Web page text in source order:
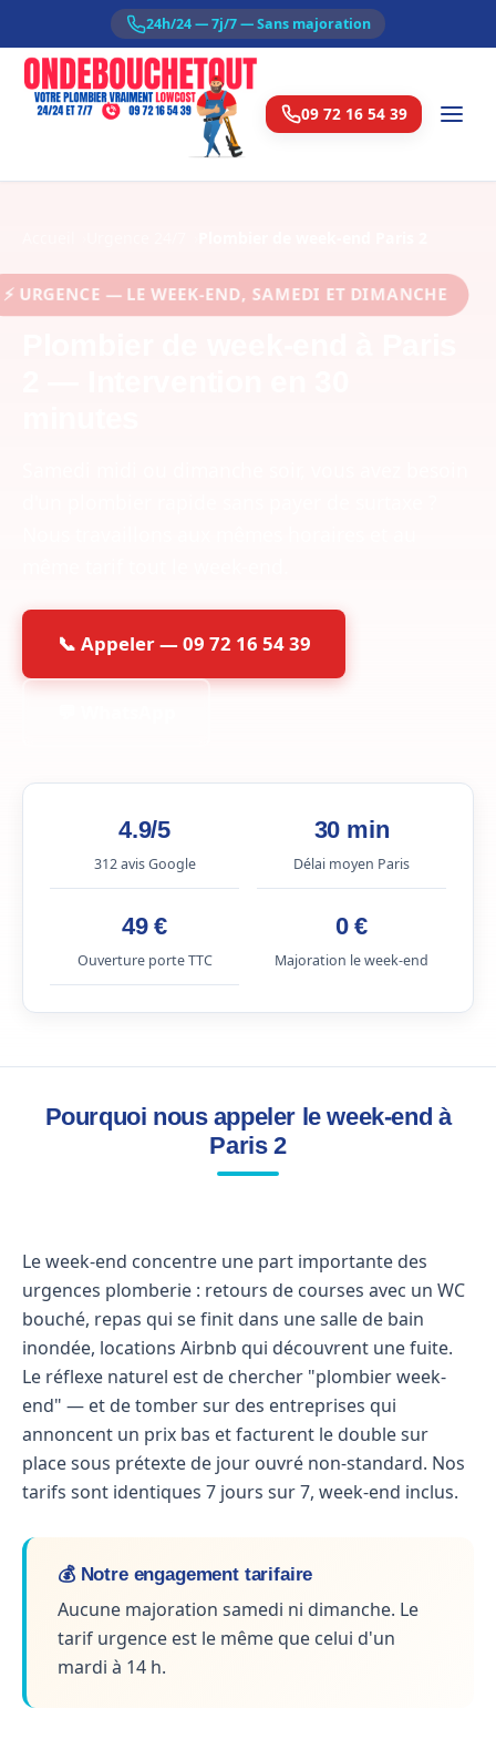
24h/24 — 7j/7 — Sans majoration
09 72 16 54 39
— LE WEEK-END, SAMEDI ET DIMANCHE
📞 Appeler — 09 72 16 54 39
4.9/5
312 avis Google
30 min
Délai moyen Paris
49 €
Ouverture porte TTC
0 €
Majoration le week-end
Pourquoi nous appeler le week-end à
Paris 2
Le week-end concentre une part importante des
urgences plomberie : retours de courses avec un WC
bouché, repas qui se finit dans une salle de bain
inondée, locations Airbnb qui découvrent une fuite.
Le réflexe naturel est de chercher "plombier week-
end" — et de tomber sur des entreprises qui
annoncent un prix bas et facturent le double sur
place sous prétexte de jour ouvré non-standard. Nos
tarifs sont identiques 7 jours sur 7, week-end inclus.
💰 Notre engagement tarifaire
Aucune majoration samedi ni dimanche. Le
tarif urgence est le même que celui d'un
mardi à 14 h.